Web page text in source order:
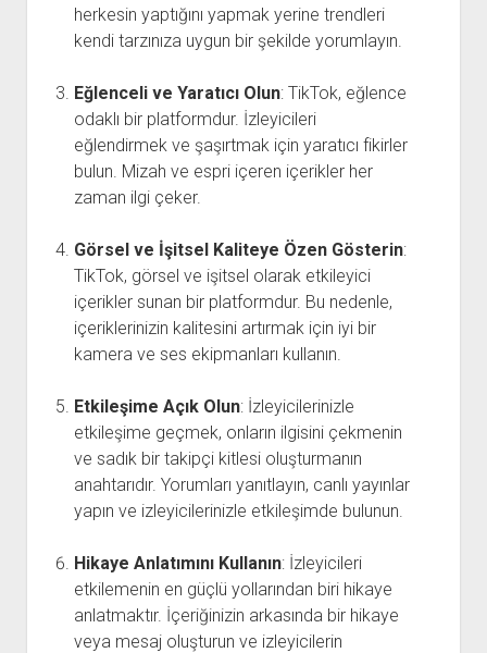
herkesin yaptığını yapmak yerine trendleri
kendi tarzınıza uygun bir şekilde yorumlayın.
Eğlenceli ve Yaratıcı Olun: TikTok, eğlence
odaklı bir platformdur. İzleyicileri
eğlendirmek ve şaşırtmak için yaratıcı fikirler
bulun. Mizah ve espri içeren içerikler her
zaman ilgi çeker.
Görsel ve İşitsel Kaliteye Özen Gösterin:
TikTok, görsel ve işitsel olarak etkileyici
içerikler sunan bir platformdur. Bu nedenle,
içeriklerinizin kalitesini artırmak için iyi bir
kamera ve ses ekipmanları kullanın.
Etkileşime Açık Olun: İzleyicilerinizle
etkileşime geçmek, onların ilgisini çekmenin
ve sadık bir takipçi kitlesi oluşturmanın
anahtarıdır. Yorumları yanıtlayın, canlı yayınlar
yapın ve izleyicilerinizle etkileşimde bulunun.
Hikaye Anlatımını Kullanın: İzleyicileri
etkilemenin en güçlü yollarından biri hikaye
anlatmaktır. İçeriğinizin arkasında bir hikaye
veya mesaj oluşturun ve izleyicilerin